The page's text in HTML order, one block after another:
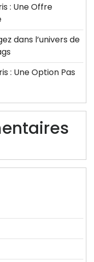
: Une Offre
dans l’univers de
: Une Option Pas